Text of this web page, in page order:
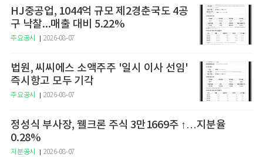
HJ중공업, 1044억 규모 제2경춘국도 4공
구 낙찰...매출 대비 5.22%
주요공시 2026-08-07
법원, 씨씨에스 소액주주 '일시 이사 선임'
즉시항고 모두 기각
주요공시 2026-08-07
정성식 부사장, 웰크론 주식 3만1669주 ↑…지분율
0.28%
지분공시 2026-08-07